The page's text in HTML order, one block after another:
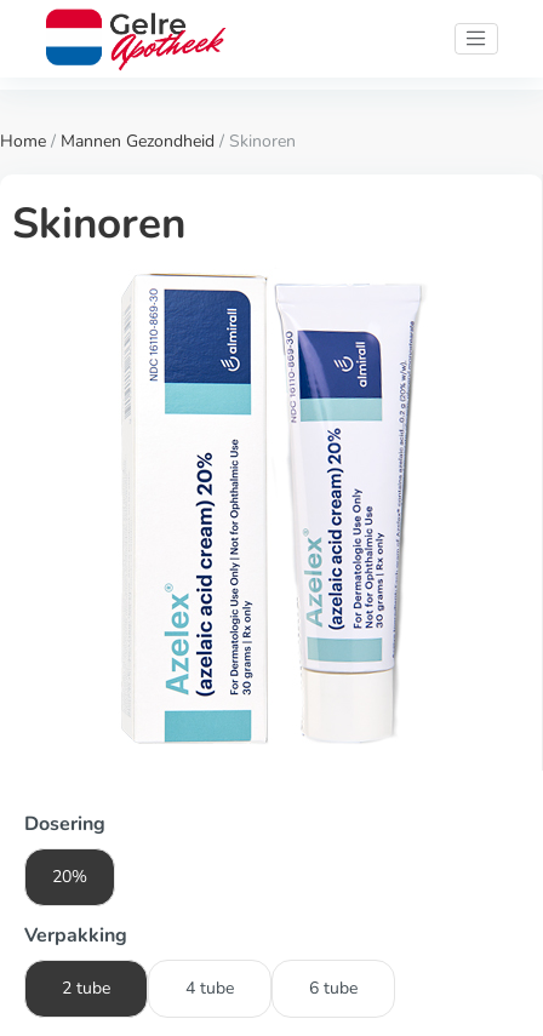
Home / Mannen Gezondheid / Skinoren
Skinoren
Dosering
20%
Verpakking
2 tube 4 tube 6 tube